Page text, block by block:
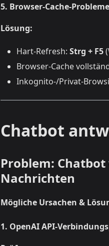
5. Browser-Cache-Probleme
Lösung:
Hart-Refresh: Strg + F5
Browser-Cache
Inkognito-/Privat-
Chatbot
Problem:
Nachrichten
Mögliche Ursachen &
1. OpenAI API-